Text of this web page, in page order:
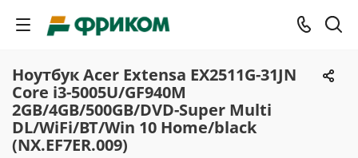
Ноутбук Acer Extensa EX2511G-31JN
Core i3-5005U/GF940M
2GB/4GB/500GB/DVD-Super Multi
DL/WiFi/BT/Win 10 Home/black
(NX.EF7ER.009)